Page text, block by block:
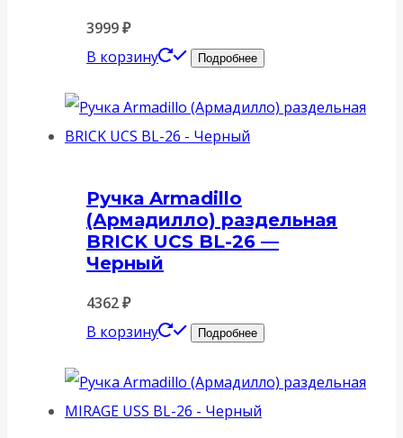
3999₽
В корзину
Подробнее
Ручка Armadillo
(Армадилло) раздельная
BRICK UCS BL-26 —
Черный
4362₽
В корзину
Подробнее